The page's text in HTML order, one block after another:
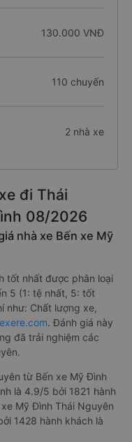
130.000 VNĐ
110 chuyến
2 nhà xe
đi Thái
08/2026
nhà xe Bến xe Mỹ
tốt nhất được phân loại
5 (1: tệ nhất, 5: tốt
như: Chất lượng xe,
. Đánh giá này
đã trải nghiệm các
từ Bến xe Mỹ Đình
là 4.9/5 bởi 1821 hành
Mỹ Đình Thái Nguyên
1428 hành khách là